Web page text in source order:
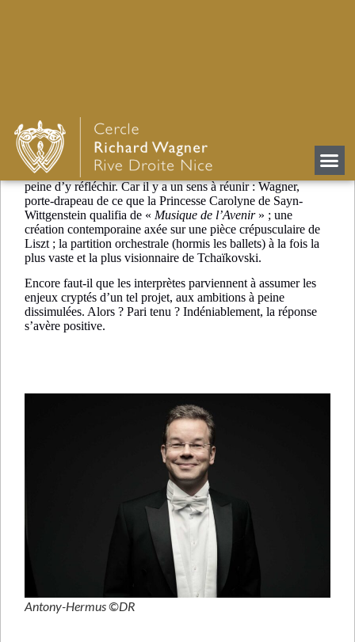
Retour
Plus qu’on pourrait le croire au premier abord, ce programme
présente une cohérence bien réelle… lorsque l’on se donne la
peine d’y réfléchir. Car il y a un sens à réunir : Wagner,
porte-drapeau de ce que la Princesse Carolyne de Sayn-
Wittgenstein qualifia de « Musique de l’Avenir» ; une
création contemporaine axée sur une pièce crépusculaire de
Liszt ; la partition orchestrale (hormis les ballets) à la fois la
plus vaste et la plus visionnaire de Tchaïkovski.
Encore faut-il que les interprètes parviennent à assumer les
enjeux cryptés d’un tel projet, aux ambitions à peine
dissimulées. Alors ? Pari tenu ? Indéniablement, la réponse
s’avère positive.
Antony-Hermus ©DR